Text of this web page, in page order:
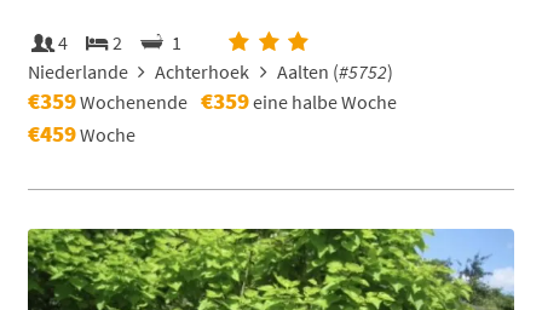
4 2
1
Niederlande
Achterhoek Aalten (#5752)
€359Wochenende €359eine halbe Woche
€459Woche